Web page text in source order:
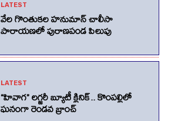
LATEST
వేల గొంతుకల హనుమాన్ చాలీసా
పారాయణలో పురాణపండ పిలుపు
LATEST
“హివాగ” లగ్జరీ బ్యూటీ క్లినిక్.. కొంపల్లిలో
ఘనంగా రెండవ బ్రాంచ్